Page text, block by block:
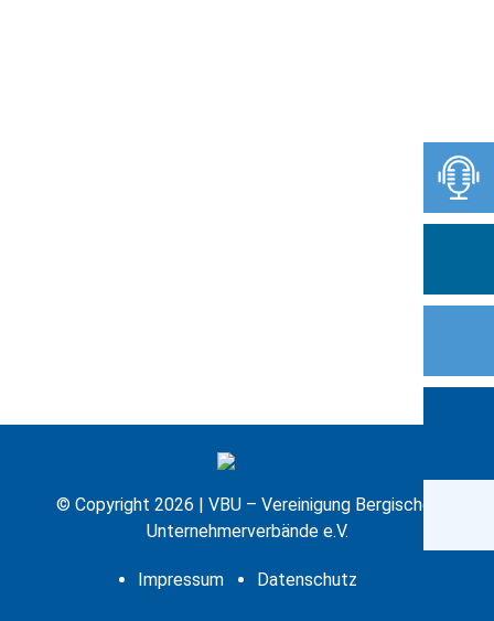
© Copyright 2026 | VBU – Vereinigung Bergischer
Unternehmerverbände e.V.
Impressum Datenschutz